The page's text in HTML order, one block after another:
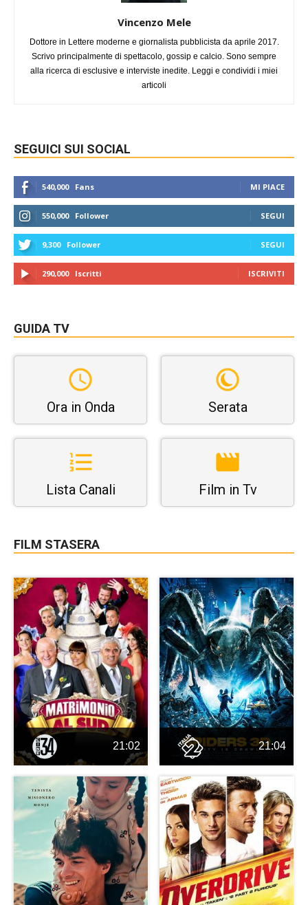
Vincenzo Mele
Dottore in Lettere moderne e giornalista pubblicista da aprile 2017.
Scrivo principalmente di spettacolo, gossip e calcio. Sono sempre
alla ricerca di esclusive e interviste inedite. Leggi e condividi i miei
articoli
SEGUICI SUI SOCIAL
540,000 Fans MI PIACE
550,000 Follower SEGUI
9,300 Follower SEGUI
290,000 Iscritti ISCRIVITI
GUIDA TV
Ora in Onda Serata
Lista Canali Film in Tv
FILM STASERA
21:02 21:04